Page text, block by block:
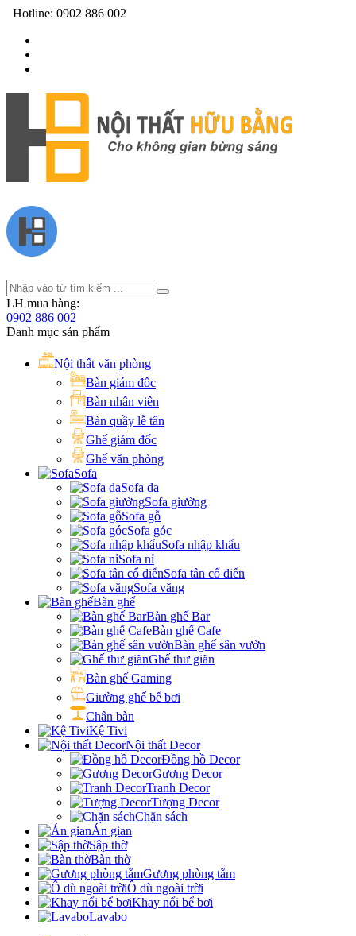
Hotline: 0902 886 002
LH mua hàng:
0902 886 002
Danh mục sản phẩm
Nội thất văn phòng
Bàn giám đốc
Bàn nhân viên
Bàn quầy lễ tân
Ghế giám đốc
Ghế văn phòng
Sofa
Sofa da
Sofa giường
Sofa gỗ
Sofa góc
Sofa nhập khẩu
Sofa nỉ
Sofa tân cổ điển
Sofa văng
Bàn ghế
Bàn ghế Bar
Bàn ghế Cafe
Bàn ghế sân vườn
Ghế thư giãn
Bàn ghế Gaming
Giường ghế bể bơi
Chân bàn
Kệ Tivi
Nội thất Decor
Đồng hồ Decor
Gương Decor
Tranh Decor
Tượng Decor
Chặn sách
Án gian
Sập thờ
Bàn thờ
Gương phòng tắm
Ô dù ngoài trời
Khay nổi bể bơi
Lavabo